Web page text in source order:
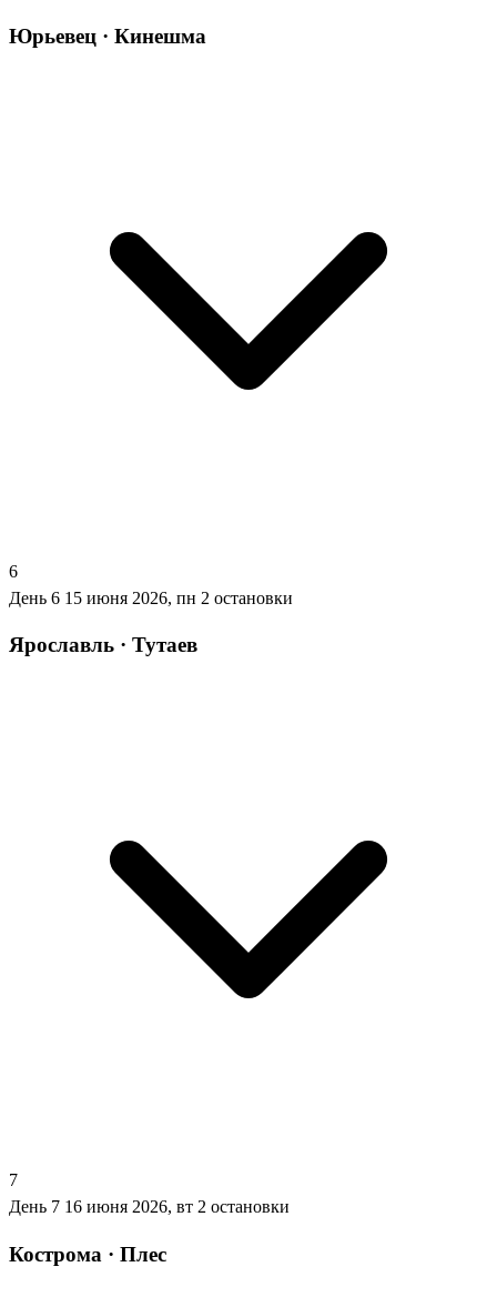
Юрьевец · Кинешма
6
День 6 15 июня 2026, пн 2 остановки
Ярославль · Тутаев
7
День 7 16 июня 2026, вт 2 остановки
Кострома · Плес